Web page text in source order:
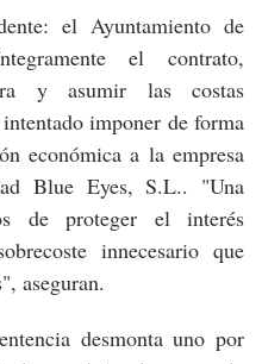
el Ayuntamiento de
el contrato,
y asumir las costas
imponer de forma
económica a la empresa
Blue Eyes, S.L.. "Una
de proteger el interés
innecesario que
aseguran.
desmonta uno por